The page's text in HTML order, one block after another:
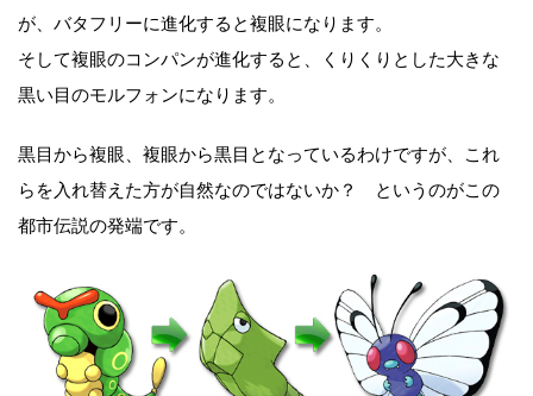
が、バタフリーに進化すると複眼になります。
そして複眼のコンパンが進化すると、くりくりとした大きな
黒い目のモルフォンになります。
黒目から複眼、複眼から黒目となっているわけですが、これ
らを入れ替えた方が自然なのではないか？ というのがこの
都市伝説の発端です。